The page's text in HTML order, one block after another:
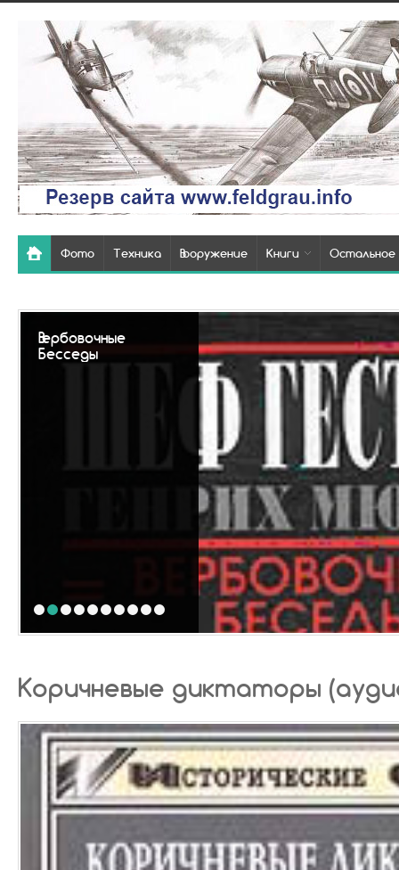
Фото Техника Вооружение Книги Остальное
Так выглядели
похоронки
1 2 3 4 5 6 7 8 9
Коричневые диктаторы